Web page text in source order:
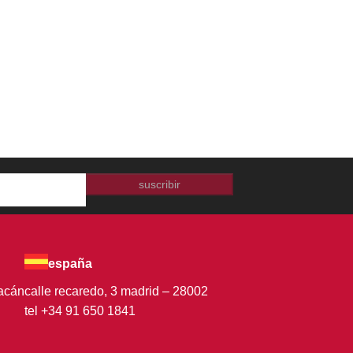
suscribir
españa
calle recaredo, 3 madrid – 28002
tel +34 91 650 1841